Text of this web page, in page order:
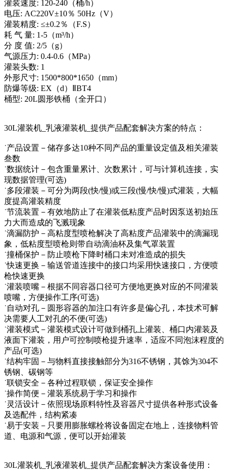
灌装速度: 120-240（桶/h）
电压: AC220V±10％ 50Hz（V）
灌装精度: ≤±0.2％（F.S）
耗 气 量: 1-5（m³/h）
分 度 值: 2/5（g）
气源压力: 0.4-0.6（MPa）
灌装头数: 1
外形尺寸: 1500*800*1650（mm）
防爆等级: EX（d）ⅡBT4
桶型: 20L圆形铁桶（全开口）
30L灌装机_乳液灌装机_提供产品配套解决方案的特点：
˙产品设置－储存多达10种不同产品的重量设定值及相关灌装
叁数
˙数据统计－包含重量累计、次数累计，可与计算机连接，实
现数据管理(可选)
˙多段灌装－可分为两段(快/慢)或三段(慢/快/慢)式灌装，大幅
度提高灌装精度
˙节流装置－有效地防止了在灌装低粘度产品时因泵送初始压
力大而造成的飞溅现象
˙滴漏防护－高粘度型喷枪解决了高粘度产品灌装中的滴漏现
象，低粘度型喷枪则带自动滴油杯及集气罩装置
˙撞桶保护－防止喷枪下降时桶口未对准造成的损失
˙快速更换－输送管道连接中的接口均采用快速接口，方便喷
枪快速更换
˙灌装喷嘴－根据不同容器口径可方便地更换对应的不同灌装
喷嘴，方便操作工序(可选)
˙自动对孔－圆形容器的加注口有许多是偏心孔，本技术可解
决需要人工对孔的不便(可选)
˙灌装模式－灌装模式设计可做到桶孔上灌装、桶口内灌装及
液面下灌装，用户可控制喷枪提升速率，适应不同泡沫程度的
产品(可选)
˙结构牢固－与物料直接接触部分为316不锈钢，其馀为304不
锈钢、碳钢等
˙联锁安全－各种过程联锁，保证安全操作
˙操作简便－灌装系统易于学习和操作
˙灵活设计－依照现场原料特性及容器尺寸提供各种形式设备
及选配件，结构紧凑
˙易于安装－只要用膨胀螺栓将设备固定在地上，连接物料管
道、电源和气源，便可以开始灌装
30L灌装机_乳液灌装机_提供产品配套解决方案设备使用：